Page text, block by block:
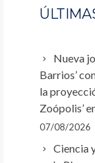
Nueva
Barrios’
la
Zoópolis’
07/08/2026
Ciencia